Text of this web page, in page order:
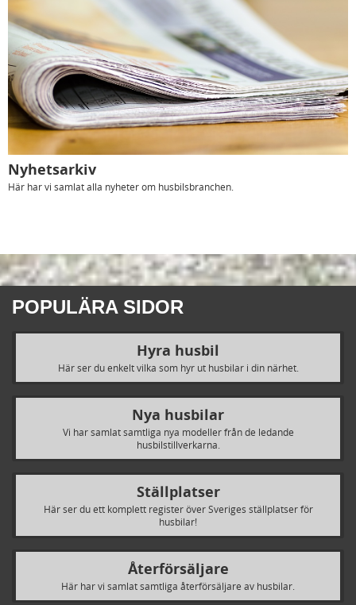
Nyhetsarkiv
Här har vi samlat alla nyheter om husbilsbranchen.
POPULÄRA SIDOR
Hyra husbil
Här ser du enkelt vilka som hyr ut husbilar i din närhet.
Nya husbilar
Vi har samlat samtliga nya modeller från de ledande
husbilstillverkarna.
Ställplatser
Här ser du ett komplett register över Sveriges ställplatser för
husbilar!
Återförsäljare
Här har vi samlat samtliga återförsäljare av husbilar.